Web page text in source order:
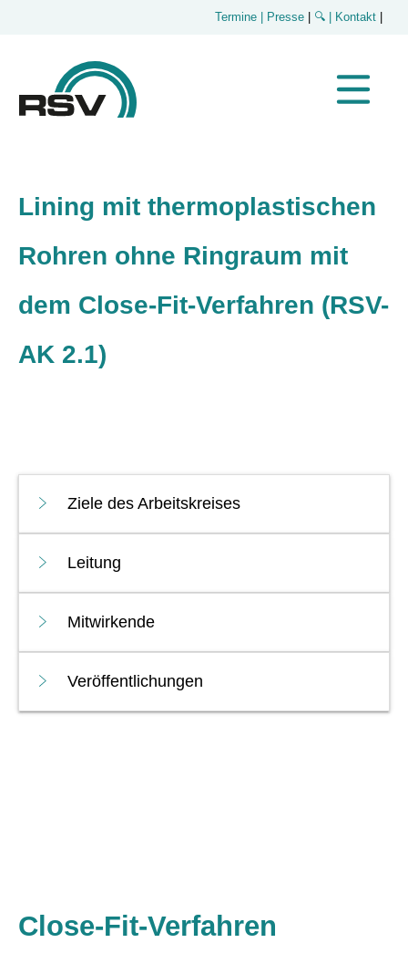
Termine | Presse 🔍 | Kontakt
Lining mit thermoplastischen
Rohren ohne Ringraum mit
dem Close-Fit-Verfahren (RSV-
AK 2.1)
Ziele des Arbeitskreises
Leitung
Mitwirkende
Veröffentlichungen
Close-Fit-Verfahren